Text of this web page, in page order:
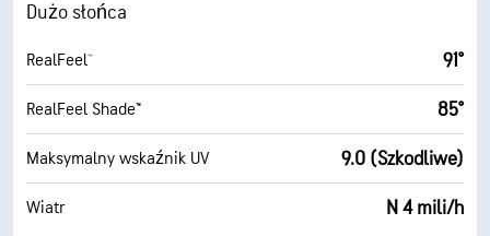
Dużo słońca
RealFeel® 91°
RealFeel Shade™ 85°
Maksymalny wskaźnik UV 9.0 (Szkodliwe)
Wiatr N 4 mili/h